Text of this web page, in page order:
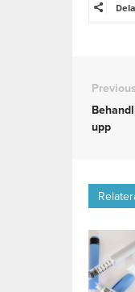
Dela
upp